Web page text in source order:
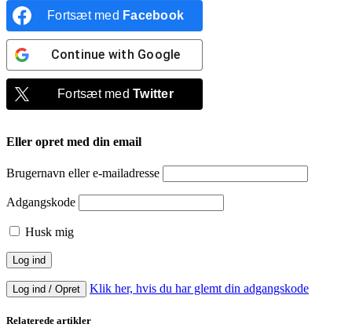
Fortsæt med Facebook
Continue with Google
Fortsæt medTwitter
Eller opret med din email
Brugernavn eller e-mailadresse
Adgangskode
Husk mig
Log ind / Opret Klik her, hvis du har glemt din adgangskode
Relaterede artikler